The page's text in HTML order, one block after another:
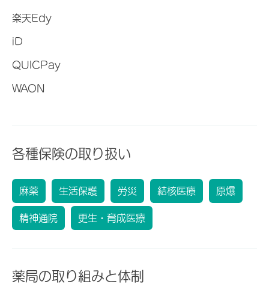
楽天Edy
iD
QUICPay
WAON
各種保険の取り扱い
麻薬 生活保護 労災 結核医療 原爆
精神通院 更生・育成医療
薬局の取り組みと体制